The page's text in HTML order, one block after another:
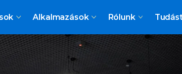
Alkalmazások Rólunk